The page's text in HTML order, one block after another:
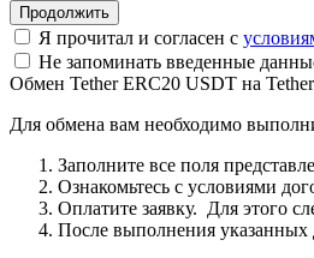
Я прочитал и согласен с
Не запоминать введенные
Обмен Tether ERC20 USDT на
Для обмена вам необходимо
Заполните все поля
Ознакомьтесь с условиями
Оплатите заявку. Для этого
После выполнения указанных